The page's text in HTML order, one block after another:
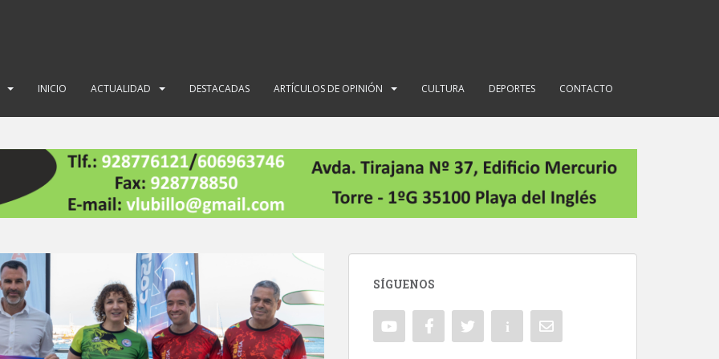
INICIO ACTUALIDAD DESTACADAS ARTÍCULOS DE OPINIÓN CULTURA DEPORTES CONTACTO
SÍGUENOS